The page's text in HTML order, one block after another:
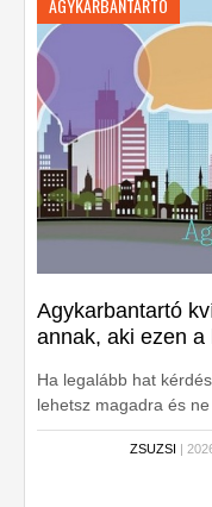
AGYKARBANTARTÓ
Agykarbantartó
annak, aki ezen
Ha legalább hat
lehetsz magadra és
ZSUZSI |